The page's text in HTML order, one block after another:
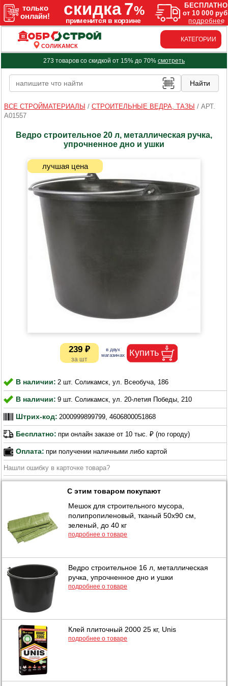
СОЛИКАМСК
КАТЕГОРИИ
273 товаров со скидкой от 15% до 70% смотреть
ВСЕ СТРОЙМАТЕРИАЛЫ / СТРОИТЕЛЬНЫЕ ВЕДРА, ТАЗЫ / АРТ.
A01557
Ведро строительное 20 л, металлическая ручка,
упрочненное дно и ушки
239 ₽
В наличии: 2 шт. Соликамск, ул. Всеобуча, 186
В наличии: 9 шт. Соликамск, ул. 20-летия Победы, 210
Штрих-код: 2000999899799, 4606800051868
Бесплатно: при онлайн заказе от 10 тыс. ₽ (по городу)
Оплата: при получении наличными либо картой
Нашли ошибку в карточке товара?
С этим товаром покупают
Мешок для строительного мусора,
полипропиленовый, тканый 50х90 см,
зеленый, до 40 кг
подробнее о товаре
Ведро строительное 16 л, металлическая
ручка, упрочненное дно и ушки
подробнее о товаре
Клей плиточный 2000 25 кг, Unis
подробнее о товаре